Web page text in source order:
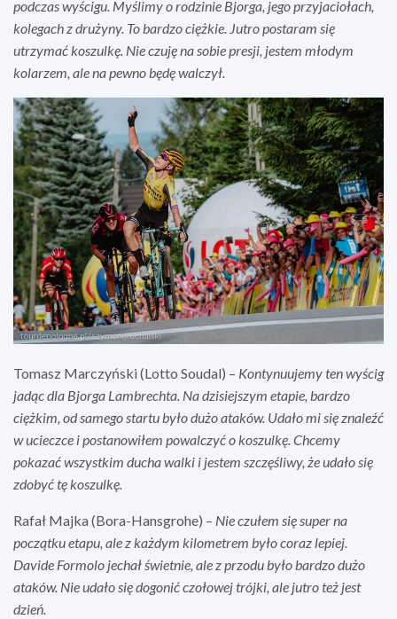
podczas wyścigu. Myślimy o rodzinie Bjorga, jego przyjaciołach,
kolegach z drużyny. To bardzo ciężkie. Jutro postaram się
utrzymać koszulkę. Nie czuję na sobie presji, jestem młodym
kolarzem, ale na pewno będę walczył.
Tomasz Marczyński (Lotto Soudal) – Kontynuujemy ten wyścig
jadąc dla Bjorga Lambrechta. Na dzisiejszym etapie, bardzo
ciężkim, od samego startu było dużo ataków. Udało mi się znaleźć
w ucieczce i postanowiłem powalczyć o koszulkę. Chcemy
pokazać wszystkim ducha walki i jestem szczęśliwy, że udało się
zdobyć tę koszulkę.
Rafał Majka (Bora-Hansgrohe) – Nie czułem się super na
początku etapu, ale z każdym kilometrem było coraz lepiej.
Davide Formolo jechał świetnie, ale z przodu było bardzo dużo
ataków. Nie udało się dogonić czołowej trójki, ale jutro też jest
dzień.